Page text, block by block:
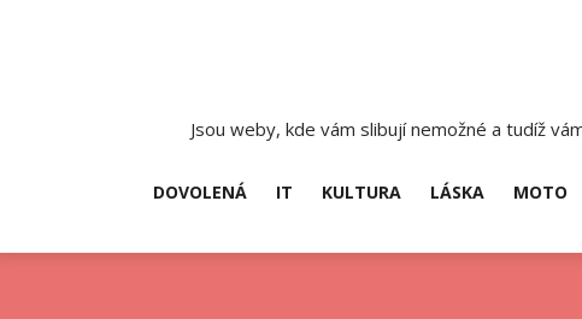
Jsou weby, kde vám slibují nemožné a tudíž
DOVOLENÁ IT KULTURA LÁSKA MOTO